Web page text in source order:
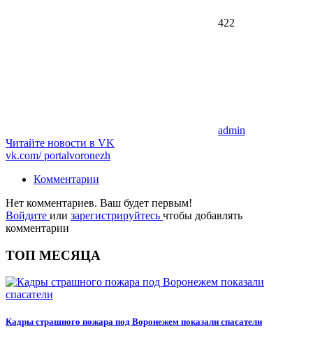
422
admin
Читайте новости в VK
vk.com/portalvoronezh
Комментарии
Нет комментариев. Ваш будет первым!
Войдите или зарегистрируйтесь чтобы добавлять
комментарии
ТОП МЕСЯЦА
Кадры страшного пожара под Воронежем показали спасатели